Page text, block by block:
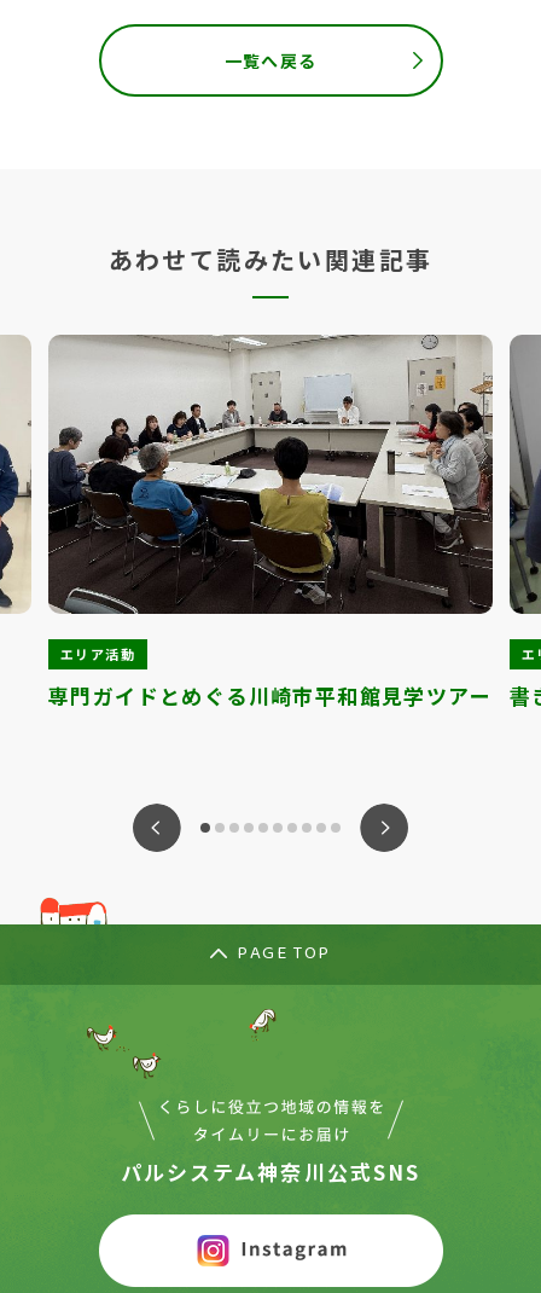
一覧へ戻る
あわせて読みたい関連記事
エリア活動
専門ガイドとめぐる川崎市平和館見学ツアー
エ
書
PAGE TOP
パルシステム神奈川公式SNS